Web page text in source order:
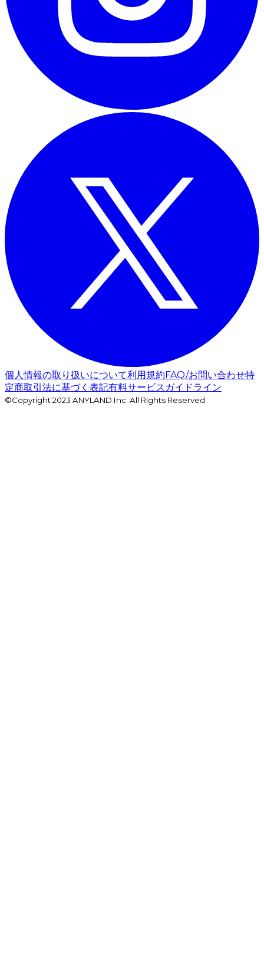
個人情報の取り扱いについて利用規約FAQ/お問い合わせ特
定商取引法に基づく表記有料サービスガイドライン
©Copyright 2023 ANYLAND Inc. All Rights Reserved